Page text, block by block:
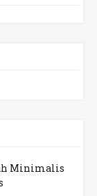
Minimalis